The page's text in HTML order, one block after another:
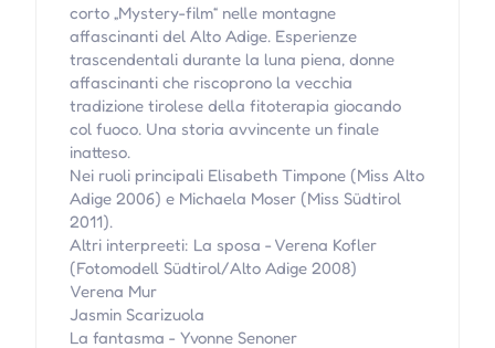
corto „Mystery-film“ nelle montagne
affascinanti del Alto Adige. Esperienze
trascendentali durante la luna piena, donne
affascinanti che riscoprono la vecchia
tradizione tirolese della fitoterapia giocando
col fuoco. Una storia avvincente un finale
inatteso.
Nei ruoli principali Elisabeth Timpone (Miss Alto
Adige 2006) e Michaela Moser (Miss Südtirol
2011).
Altri interpreeti: La sposa - Verena Kofler
(Fotomodell Südtirol/Alto Adige 2008)
Verena Mur
Jasmin Scarizuola
La fantasma - Yvonne Senoner